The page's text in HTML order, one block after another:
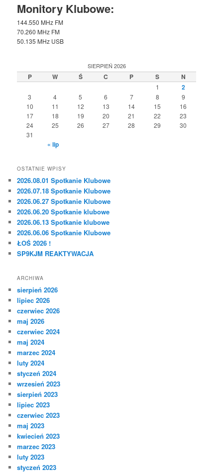
Monitory Klubowe:
144.550 MHz FM
70.260 MHz FM
50.135 MHz USB
SIERPIEŃ 2026
P W Ś C P S N
1 2
3 4 5 6 7 8
9
10
11 12 13 14 15
16
17
18 19 20 21 22
23
24
25 26 27 28 29
30
31
« lip
OSTATNIE WPISY
2026.08.01 Spotkanie Klubowe
2026.07.18 Spotkanie Klubowe
2026.06.27 Spotkanie Klubowe
2026.06.20 Spotkanie klubowe
2026.06.13 Spotkanie klubowe
2026.06.06 Spotkanie Klubowe
ŁOŚ 2026 !
SP9KJM REAKTYWACJA
ARCHIWA
sierpień 2026
lipiec 2026
czerwiec 2026
maj 2026
czerwiec 2024
maj 2024
marzec 2024
luty 2024
styczeń 2024
wrzesień 2023
sierpień 2023
lipiec 2023
czerwiec 2023
maj 2023
kwiecień 2023
marzec 2023
luty 2023
styczeń 2023